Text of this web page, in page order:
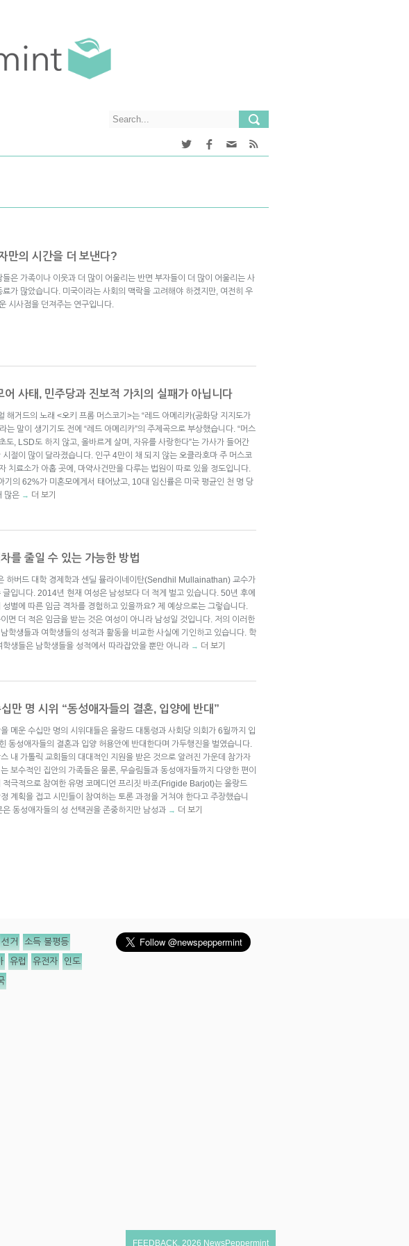
만의 시간을 더 보낸다?
들은 가족이나 이웃과 더 많이 어울리는 반면 부자들이 더 많이 어울리는 사
료가 많았습니다. 미국이라는 사회의 맥락을 고려해야 하겠지만, 여전히 우
시사점을 던져주는 연구입니다.
어 사태, 민주당과 진보적 가치의 실패가 아닙니다
해거드의 노래 <오키 프롬 머스코기>는 “레드 아메리카(공화당 지지도가
는 말이 생기기도 전에 “레드 아메리카”의 주제곡으로 부상했습니다. “머스
도, LSD도 하지 않고, 올바르게 살며, 자유를 사랑한다”는 가사가 들어간
시절이 많이 달라졌습니다. 인구 4만이 채 되지 않는 오클라호마 주 머스코
치료소가 아홉 곳에, 마약사건만을 다루는 법원이 따로 있을 정도입니다.
기의 62%가 미혼모에게서 태어났고, 10대 임신률은 미국 평균인 천 명 당
많은 → 더 보기
를 줄일 수 있는 가능한 방법
하버드 대학 경제학과 센딜 뮬라이네이탄(Sendhil Mullainathan) 교수가
글입니다. 2014년 현재 여성은 남성보다 더 적게 벌고 있습니다. 50년 후에
성별에 따른 임금 격차를 경험하고 있을까요? 제 예상으로는 그렇습니다.
면 더 적은 임금을 받는 것은 여성이 아니라 남성일 것입니다. 저의 이러한
학생들과 여학생들의 성적과 활동을 비교한 사실에 기인하고 있습니다. 학
학생들은 남학생들을 성적에서 따라잡았을 뿐만 아니라 → 더 보기
만 명 시위 “동성애자들의 결혼, 입양에 반대”
메운 수십만 명의 시위대들은 올랑드 대통령과 사회당 의회가 6월까지 입
동성애자들의 결혼과 입양 허용안에 반대한다며 가두행진을 벌였습니다.
내 가톨릭 교회들의 대대적인 지원을 받은 것으로 알려진 가운데 참가자
보수적인 집안의 가족들은 물론, 무슬림들과 동성애자들까지 다양한 편이
적극적으로 참여한 유명 코메디언 프리짓 바조(Frigide Barjot)는 올랑드
계획을 접고 시민들이 참여하는 토론 과정을 거쳐야 한다고 주장했습니
은 동성애자들의 성 선택권을 존중하지만 남성과 → 더 보기
선거 소득 불평등
유럽 유전자 인도
FEEDBACK, 2026 NewsPeppermint